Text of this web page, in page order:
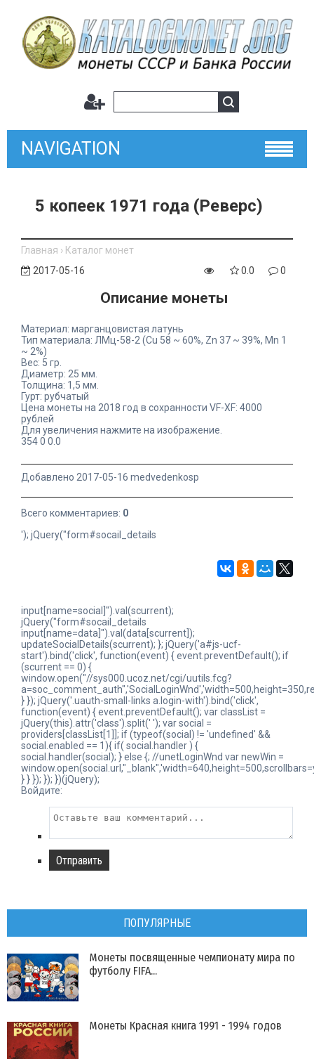
NAVIGATION
5 копеек 1971 года (Реверс)
Главная › Каталог монет
2017-05-16
0.0 0
Описание монеты
Материал: марганцовистая латунь
Тип материала: ЛМц-58-2 (Cu 58 ~ 60%, Zn 37 ~ 39%, Mn 1
~ 2%)
Вес: 5 гр.
Диаметр: 25 мм.
Толщина: 1,5 мм.
Гурт: рубчатый
Цена монеты на 2018 год в сохранности VF-XF: 4000
рублей
Для увеличения нажмите на изображение.
3540 0.0
Добавлено 2017-05-16 medvedenkosp
Всего комментариев: 0
'); jQuery("form#socail_details
input[name=social]").val(scurrent);
jQuery("form#socail_details
input[name=data]").val(data[scurrent]);
updateSocialDetails(scurrent); }; jQuery('a#js-ucf-
start').bind('click', function(event) { event.preventDefault(); if
(scurrent == 0) {
window.open("//sys000.ucoz.net/cgi/uutils.fcg?
} }); jQuery('.uauth-small-links a.login-with').bind('click',
function(event) { event.preventDefault(); var classList =
jQuery(this).attr('class').split(' '); var social =
providers[classList[1]]; if (typeof(social) != 'undefined' &&
social.enabled == 1){ if( social.handler ) {
social.handler(social); } else {; //unetLoginWnd var newWin =
} } }); }); })(jQuery);
Войдите:
Отправить
ПОПУЛЯРНЫЕ
Монеты посвященные чемпионату мира по
футболу FIFA...
Монеты Красная книга 1991 - 1994 годов